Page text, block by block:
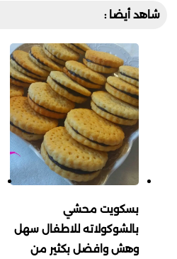
شاهد أيضا :
بسكويت محشي
بالشوكولاته للاطفال سهل
وهش وافضل بكثير من